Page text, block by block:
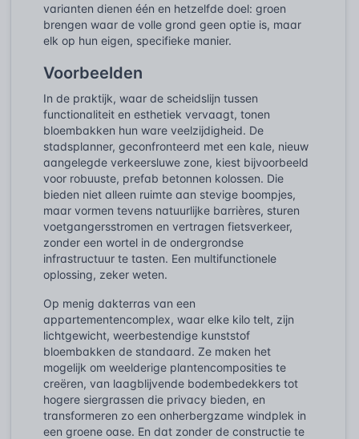
varianten dienen één en hetzelfde doel: groen
brengen waar de volle grond geen optie is, maar
elk op hun eigen, specifieke manier.
Voorbeelden
In de praktijk, waar de scheidslijn tussen
functionaliteit en esthetiek vervaagt, tonen
bloembakken hun ware veelzijdigheid. De
stadsplanner, geconfronteerd met een kale, nieuw
aangelegde verkeersluwe zone, kiest bijvoorbeeld
voor robuuste, prefab betonnen kolossen. Die
bieden niet alleen ruimte aan stevige boompjes,
maar vormen tevens natuurlijke barrières, sturen
voetgangersstromen en vertragen fietsverkeer,
zonder een wortel in de ondergrondse
infrastructuur te tasten. Een multifunctionele
oplossing, zeker weten.
Op menig dakterras van een
appartementencomplex, waar elke kilo telt, zijn
lichtgewicht, weerbestendige kunststof
bloembakken de standaard. Ze maken het
mogelijk om weelderige plantencomposities te
creëren, van laagblijvende bodembedekkers tot
hogere siergrassen die privacy bieden, en
transformeren zo een onherbergzame windplek in
een groene oase. En dat zonder de constructie te